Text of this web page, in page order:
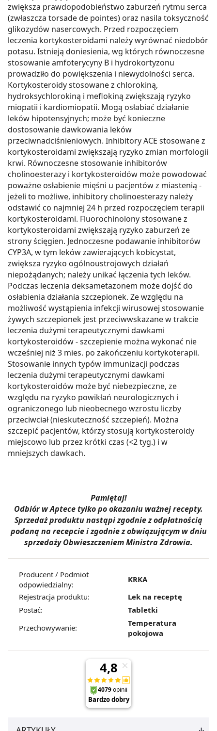
zwiększa prawdopodobieństwo zaburzeń rytmu serca
(zwłaszcza torsade de pointes) oraz nasila toksyczność
glikozydów nasercowych. Przed rozpoczęciem
leczenia kortykosteroidami należy wyrównać niedobór
potasu. Istnieją doniesienia, wg których równoczesne
stosowanie amfoterycyny B i hydrokortyzonu
prowadziło do powiększenia i niewydolności serca.
Kortykosteroidy stosowane z chlorokiną,
hydroksychlorokiną i meflokiną zwiększają ryzyko
miopatii i kardiomiopatii. Mogą osłabiać działanie
leków hipotensyjnych; może być konieczne
dostosowanie dawkowania leków
przeciwnadciśnieniowych. Inhibitory ACE stosowane z
kortykosteroidami zwiększają ryzyko zmian morfologii
krwi. Równoczesne stosowanie inhibitorów
cholinoesterazy i kortykosteroidów może powodować
poważne osłabienie mięśni u pacjentów z miastenią -
jeżeli to możliwe, inhibitory cholinoesterazy należy
odstawić co najmniej 24 h przed rozpoczęciem terapii
kortykosteroidami. Fluorochinolony stosowane z
kortykosteroidami zwiększają ryzyko zaburzeń ze
strony ścięgien. Jednoczesne podawanie inhibitorów
CYP3A, w tym leków zawierających kobicystat,
zwiększa ryzyko ogólnoustrojowych działań
niepożądanych; należy unikać łączenia tych leków.
Podczas leczenia deksametazonem może dojść do
osłabienia działania szczepionek. Ze względu na
możliwość wystąpienia infekcji wirusowej stosowanie
żywych szczepionek jest przeciwwskazane w trakcie
leczenia dużymi terapeutycznymi dawkami
kortykosteroidów - szczepienie można wykonać nie
wcześniej niż 3 mies. po zakończeniu kortykoterapii.
Stosowanie innych typów immunizacji podczas
leczenia dużymi terapeutycznymi dawkami
kortykosteroidów może być niebezpieczne, ze
względu na ryzyko powikłań neurologicznych i
ograniczonego lub nieobecnego wzrostu liczby
przeciwciał (nieskuteczność szczepień). Można
szczepić pacjentów, którzy stosują kortykosteroidy
miejscowo lub przez krótki czas (<2 tyg.) i w
mniejszych dawkach.
Pamiętaj!
Odbiór w Aptece tylko po okazaniu ważnej recepty.
Sprzedaż produktu nastąpi zgodnie z odpłatnością
podaną na recepcie i zgodnie z obwiązującym w dniu
sprzedaży Obwieszczeniem Ministra Zdrowia.
Producent / Podmiot
odpowiedzialny:
KRKA
Rejestracja produktu:
Lek na receptę
Postać:
Tabletki
Przechowywanie:
Temperatura
pokojowa